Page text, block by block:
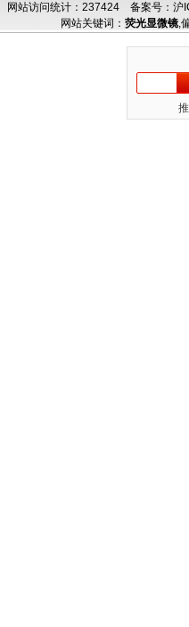
网站访问统计：237424 备案号：沪
网站关键词： 荧光显微镜,